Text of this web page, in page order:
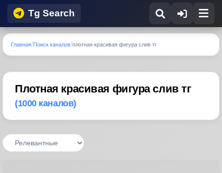
Tg Search
Главная Поиск каналов плотная красивая фигура слив тг
Плотная красивая фигура слив тг
(1000 каналов)